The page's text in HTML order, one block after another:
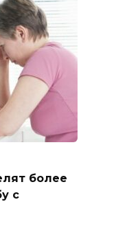
более
с